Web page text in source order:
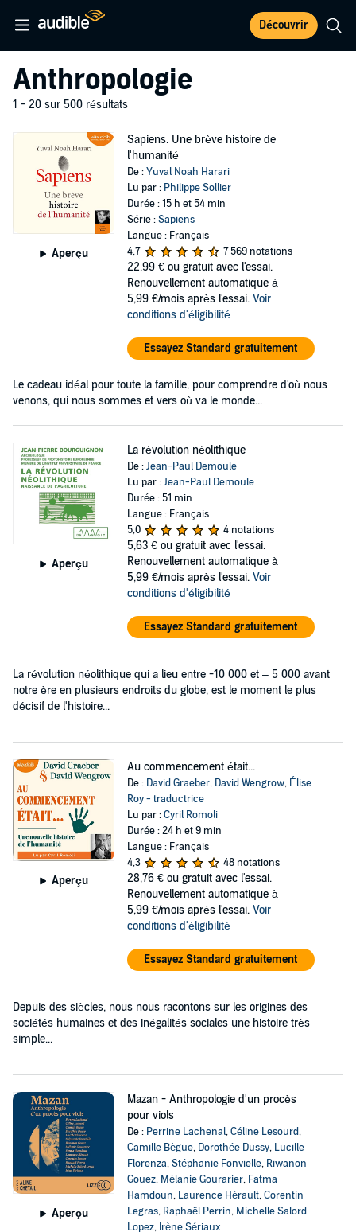
Découvrir
Anthropologie
1 - 20 sur 500 résultats
Aperçu
Sapiens. Une brève histoire de
l'humanité
De :Yuval Noah Harari
Lu par : Philippe Sollier
Durée : 15 h et 54 min
Série :Sapiens
Langue : Français
4,7
7 569 notations
22,99 € ou gratuit avec l'essai.
Renouvellement automatique à
5,99 €/mois après l'essai. Voir
conditions d'éligibilité
Essayez Standard gratuitement
Le cadeau idéal pour toute la famille, pour comprendre d'où nous
venons, qui nous sommes et vers où va le monde...
Aperçu
La révolution néolithique
De :Jean-Paul Demoule
Lu par :Jean-Paul Demoule
Durée : 51 min
Langue : Français
5,0
4 notations
5,63 € ou gratuit avec l'essai.
Renouvellement automatique à
5,99 €/mois après l'essai. Voir
conditions d'éligibilité
Essayez Standard gratuitement
La révolution néolithique qui a lieu entre -10 000 et – 5 000 avant
notre ère en plusieurs endroits du globe, est le moment le plus
décisif de l'histoire...
Aperçu
Au commencement était...
De : David Graeber, David Wengrow, Élise
Roy - traductrice
Lu par :Cyril Romoli
Durée : 24 h et 9 min
Langue : Français
4,3
48 notations
28,76 € ou gratuit avec l'essai.
Renouvellement automatique à
5,99 €/mois après l'essai. Voir
conditions d'éligibilité
Essayez Standard gratuitement
Depuis des siècles, nous nous racontons sur les origines des
sociétés humaines et des inégalités sociales une histoire très
simple...
Aperçu
Mazan - Anthropologie d'un procès
pour viols
De : Perrine Lachenal,Céline Lesourd,
Camille Bègue, Dorothée Dussy, Lucille
Florenza,Stéphanie Fonvielle, Riwanon
Gouez, Mélanie Gourarier, Fatma
Hamdoun, Laurence Hérault,Corentin
Legras, Raphaël Perrin, Michelle Salord
Lopez, Irène Sériaux